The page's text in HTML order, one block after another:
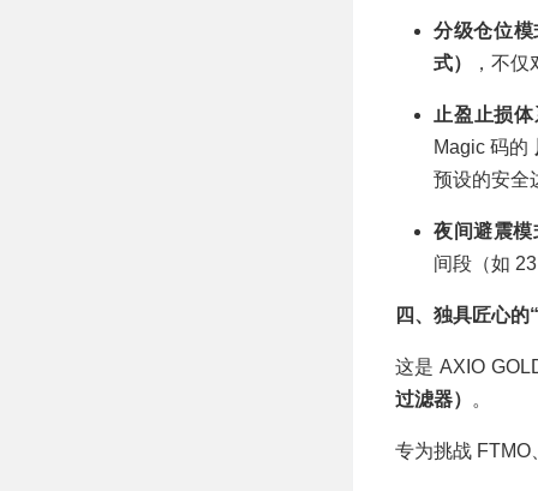
分级仓位模
式）
，不
止盈止损
Magic 码的
预设的安全
夜间避震模
间段（如
四、独具匠心的
这是 AXIO
过滤器）
。
专为挑战 FTMO